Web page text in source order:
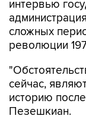
интервью
сложных
революции
сейчас,
историю
Пезешкиан.